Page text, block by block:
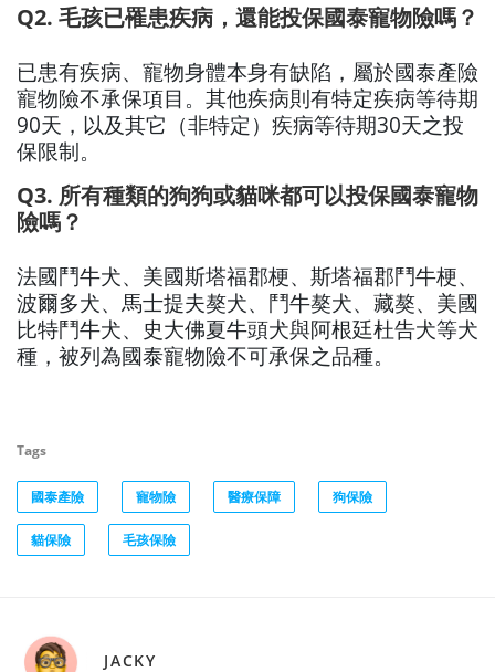
Q2. 毛孩已罹患疾病，還能投保國泰寵物險嗎？
已患有疾病、寵物身體本身有缺陷，屬於國泰產險
寵物險不承保項目。其他疾病則有特定疾病等待期
90天，以及其它（非特定）疾病等待期30天之投
保限制。
Q3. 所有種類的狗狗或貓咪都可以投保國泰寵物
險嗎？
法國鬥牛犬、美國斯塔福郡梗、斯塔福郡鬥牛梗、
波爾多犬、馬士提夫獒犬、鬥牛獒犬、藏獒、美國
比特鬥牛犬、史大佛夏牛頭犬與阿根廷杜告犬等犬
種，被列為國泰寵物險不可承保之品種。
Tags
國泰產險 寵物險 醫療保障 狗保險
貓保險 毛孩保險
JACKY